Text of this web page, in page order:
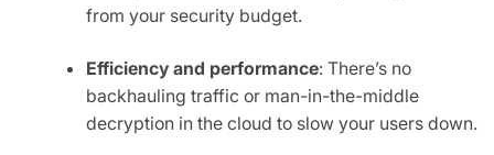
from your security budget.
Efficiency and performance: There’s no
backhauling traffic or man-in-the-middle
decryption in the cloud to slow your users down.